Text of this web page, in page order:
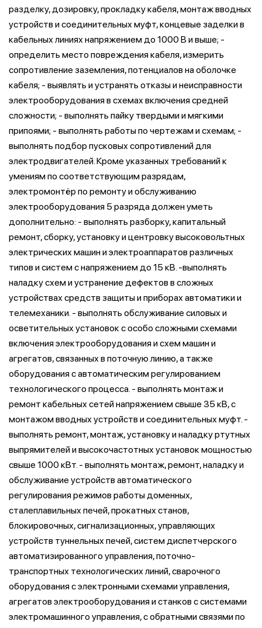
разделку, дозировку, прокладку кабеля, монтаж вводных
устройств и соединительных муфт, концевые заделки в
кабельных линиях напряжением до 1000 В и выше; -
определить место повреждения кабеля, измерить
сопротивление заземления, потенциалов на оболочке
кабеля; - выявлять и устранять отказы и неисправности
электрооборудования в схемах включения средней
сложности; - выполнять пайку твердыми и мягкими
припоями; - выполнять работы по чертежам и схемам; -
выполнять подбор пусковых сопротивлений для
электродвигателей. Кроме указанных требований к
умениям по соответствующим разрядам,
электромонтёр по ремонту и обслуживанию
электрооборудования 5 разряда должен уметь
дополнительно: - выполнять разборку, капитальный
ремонт, сборку, установку и центровку высоковольтных
электрических машин и электроаппаратов различных
типов и систем с напряжением до 15 кВ. -выполнять
наладку схем и устранение дефектов в сложных
устройствах средств защиты и приборах автоматики и
телемеханики. - выполнять обслуживание силовых и
осветительных установок с особо сложными схемами
включения электрооборудования и схем машин и
агрегатов, связанных в поточную линию, а также
оборудования с автоматическим регулированием
технологического процесса. - выполнять монтаж и
ремонт кабельных сетей напряжением свыше 35 кВ, с
монтажом вводных устройств и соединительных муфт. -
выполнять ремонт, монтаж, установку и наладку ртутных
выпрямителей и высокочастотных установок мощностью
свыше 1000 кВт. - выполнять монтаж, ремонт, наладку и
обслуживание устройств автоматического
регулирования режимов работы доменных,
сталеплавильных печей, прокатных станов,
блокировочных, сигнализационных, управляющих
устройств туннельных печей, систем диспетчерского
автоматизированного управления, поточно-
транспортных технологических линий, сварочного
оборудования с электронными схемами управления,
агрегатов электрооборудования и станков с системами
электромашинного управления, с обратными связями по